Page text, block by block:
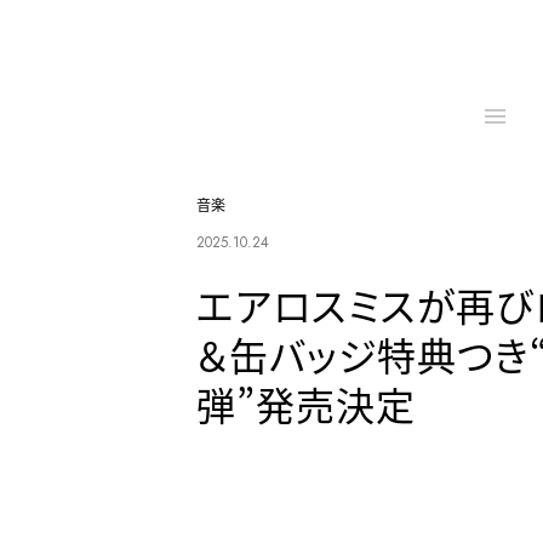
音楽
2025.10.24
エアロスミスが再
＆缶バッジ特典つ
弾”発売決定